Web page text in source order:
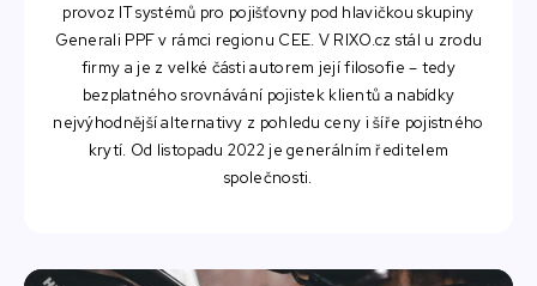
provoz IT systémů pro pojišťovny pod hlavičkou skupiny
Generali PPF v rámci regionu CEE. V RIXO.cz stál u zrodu
firmy a je z velké části autorem její filosofie – tedy
bezplatného srovnávání pojistek klientů a nabídky
nejvýhodnější alternativy z pohledu ceny i šíře pojistného
krytí. Od listopadu 2022 je generálním ředitelem
společnosti.